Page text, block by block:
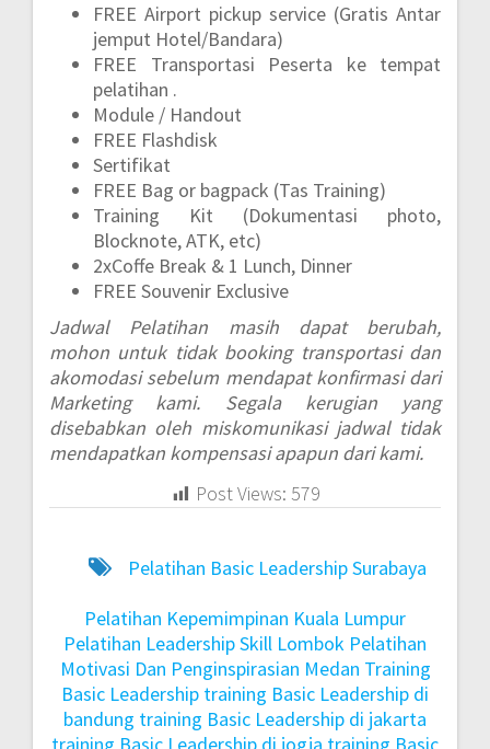
FREE Airport pickup service (Gratis Antar
jemput Hotel/Bandara)
FREE Transportasi Peserta ke tempat
pelatihan .
Module / Handout
FREE Flashdisk
Sertifikat
FREE Bag or bagpack (Tas Training)
Training Kit (Dokumentasi photo,
Blocknote, ATK, etc)
2xCoffe Break & 1 Lunch, Dinner
FREE Souvenir Exclusive
Jadwal Pelatihan masih dapat berubah,
mohon untuk tidak booking transportasi dan
akomodasi sebelum mendapat konfirmasi dari
Marketing kami. Segala kerugian yang
disebabkan oleh miskomunikasi jadwal tidak
mendapatkan kompensasi apapun dari kami.
Post Views: 579
Pelatihan Basic Leadership Surabaya
Pelatihan Kepemimpinan Kuala Lumpur
Pelatihan Leadership Skill Lombok Pelatihan
Motivasi Dan Penginspirasian Medan Training
Basic Leadership training Basic Leadership di
bandung training Basic Leadership di jakarta
training Basic Leadership di jogja training Basic